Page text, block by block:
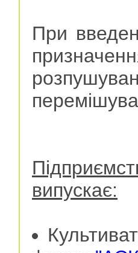
При
випускає: